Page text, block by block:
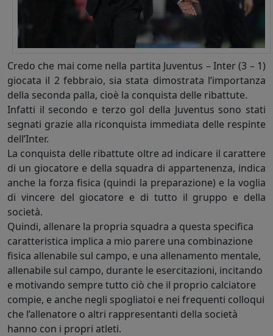
Credo che mai come nella partita Juventus – Inter (3 – 1)
giocata il 2 febbraio, sia stata dimostrata l’importanza
della seconda palla, cioè la conquista delle ribattute.
Infatti il secondo e terzo gol della Juventus sono stati
segnati grazie alla riconquista immediata delle respinte
dell’Inter.
La conquista delle ribattute oltre ad indicare il carattere
di un giocatore e della squadra di appartenenza, indica
anche la forza fisica (quindi la preparazione) e la voglia
di vincere del giocatore e di tutto il gruppo e della
società.
Quindi, allenare la propria squadra a questa specifica
caratteristica implica a mio parere una combinazione
fisica allenabile sul campo, e una allenamento mentale,
allenabile sul campo, durante le esercitazioni, incitando
e motivando sempre tutto ciò che il proprio calciatore
compie, e anche negli spogliatoi e nei frequenti colloqui
che l’allenatore o altri rappresentanti della società
hanno con i propri atleti.